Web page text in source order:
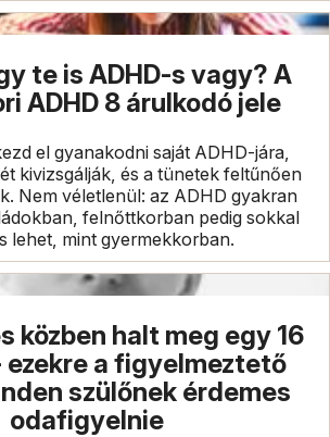
te is ADHD-s vagy? A
ADHD 8 árulkodó jele
el gyanakodni saját ADHD-jára,
kivizsgálják, és a tünetek feltűnően
Nem véletlenül: az ADHD gyakran
felnőttkorban pedig sokkal
lehet, mint gyermekkorban.
közben halt meg egy 16
ezekre a figyelmeztető
szülőnek érdemes
odafigyelnie